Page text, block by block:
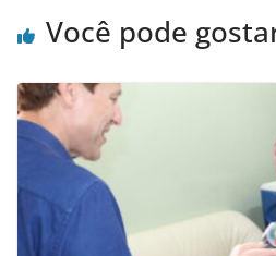
Você pode